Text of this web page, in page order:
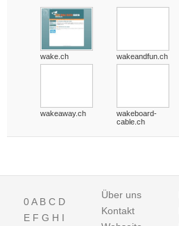
wake.ch wakeandfun.ch
wakeaway.ch
wakeboard-
cable.ch
0A B C D
E F G H I
Über uns
Kontakt